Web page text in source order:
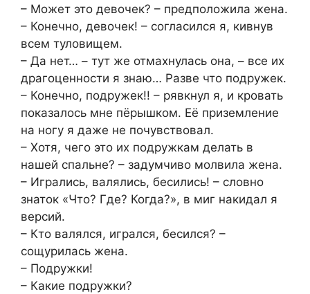
– Может это девочек? – предположила жена.
– Конечно, девочек! – согласился я, кивнув
всем туловищем.
– Да нет… – тут же отмахнулась она, – все их
драгоценности я знаю… Разве что подружек.
– Конечно, подружек!! – рявкнул я, и кровать
показалось мне пёрышком. Её приземление
на ногу я даже не почувствовал.
– Хотя, чего это их подружкам делать в
нашей спальне? – задумчиво молвила жена.
– Игрались, валялись, бесились! – словно
знаток «Что? Где? Когда?», в миг накидал я
версий.
– Кто валялся, игрался, бесился? –
сощурилась жена.
– Подружки!
– Какие подружки?